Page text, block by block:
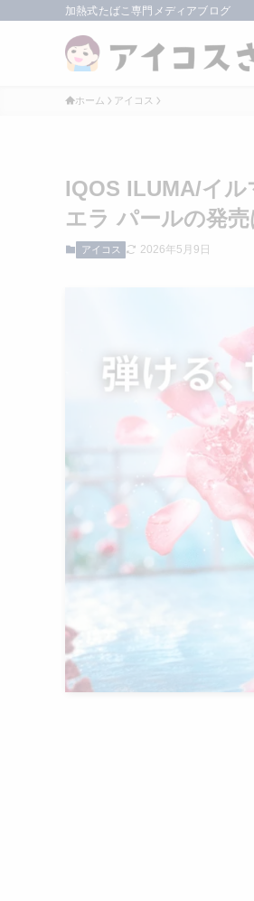
加熱式たばこ専門メディアブログ
ホーム アイコス
IQOS ILUMA/イ
エラ パールの発
アイコス 2026年5月9日